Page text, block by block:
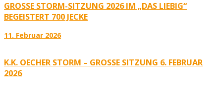
GROSSE STORM-SITZUNG 2026 IM „DAS LIEBIG“ B
EGEISTERT 700 JECKE
11. Februar 2026
K.K. OECHER STORM – GROSSE SITZUNG 6. FEBRUAR 2
026